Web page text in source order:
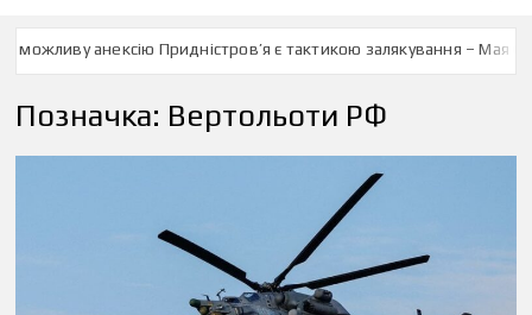
можливу анексію Придністров’я є тактикою залякування – Мая
Позначка: Вертольоти РФ